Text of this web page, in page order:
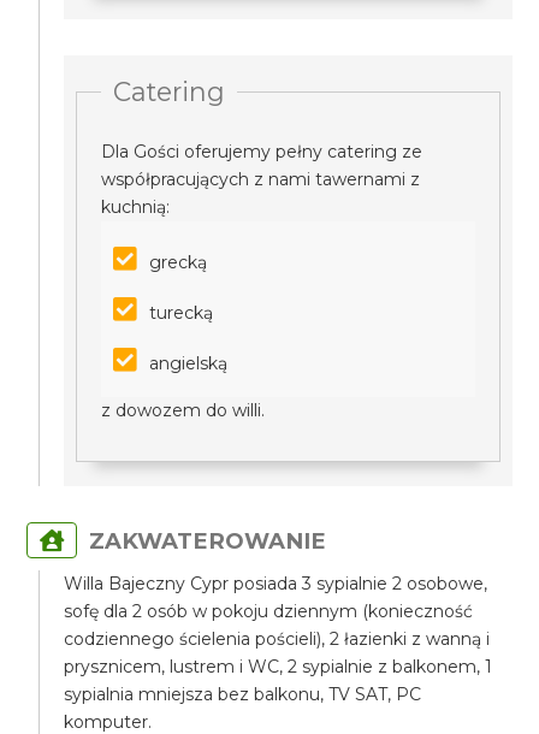
Catering
Dla Gości oferujemy pełny catering ze
współpracujących z nami tawernami z
kuchnią:
grecką
turecką
angielską
z dowozem do willi.
ZAKWATEROWANIE
Willa Bajeczny Cypr posiada 3 sypialnie 2 osobowe,
sofę dla 2 osób w pokoju dziennym (konieczność
codziennego ścielenia pościeli), 2 łazienki z wanną i
prysznicem, lustrem i WC, 2 sypialnie z balkonem, 1
sypialnia mniejsza bez balkonu, TV SAT, PC
komputer.